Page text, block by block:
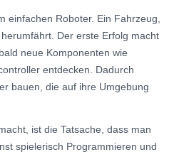
einfachen Roboter. Ein Fahrzeug,
Der erste Erfolg macht
neue Komponenten wie
entdecken. Dadurch
bauen, die auf ihre Umgebung
ist die Tatsache, dass man
spielerisch Programmieren und